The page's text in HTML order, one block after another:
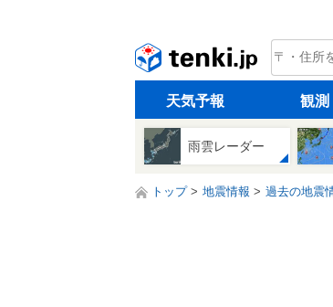
tenki.jp
天気予報 観測
雨雲レーダー
トップ 地震情報 過去の地震